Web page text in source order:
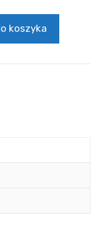
koszyka